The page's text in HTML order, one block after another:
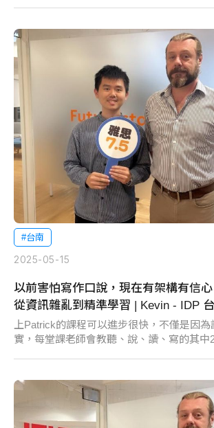
#台南
2025-05-15
以前害怕寫作口說，現在有架構有信
從資訊雜亂到精準學習 | Kevin - IDP
上Patrick的課程可以進步很快，不僅是因
實，每堂課老師會教聽、說、讀、寫的其中